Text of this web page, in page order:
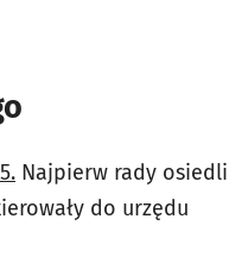
Najpierw rady osiedli
do urzędu